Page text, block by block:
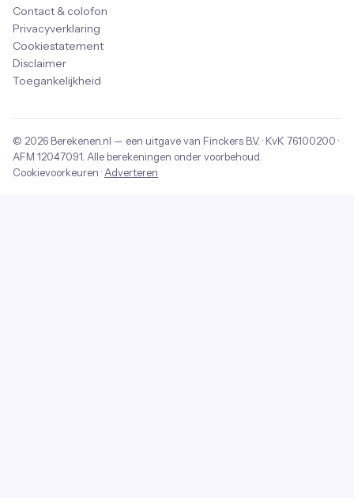
Contact & colofon
Privacyverklaring
Cookiestatement
Disclaimer
Toegankelijkheid
© 2026 Berekenen.nl — een uitgave van Finckers B.V. · KvK 76100200 ·
AFM 12047091 . Alle berekeningen onder voorbehoud.
Cookievoorkeuren · Adverteren